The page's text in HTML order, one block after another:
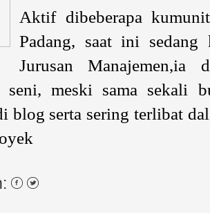
Aktif dibeberapa
Padang, saat ini
Jurusan Manajemen,ia
seni, meski sama sekali
blog serta sering terlibat